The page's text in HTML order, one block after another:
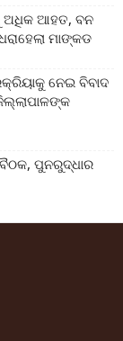
ଅଧିକ ଆହତ, ବନ
ମାଙ୍କଡ
ନେଇ ବିବାଦ
ପୁନରୁଦ୍ଧାର